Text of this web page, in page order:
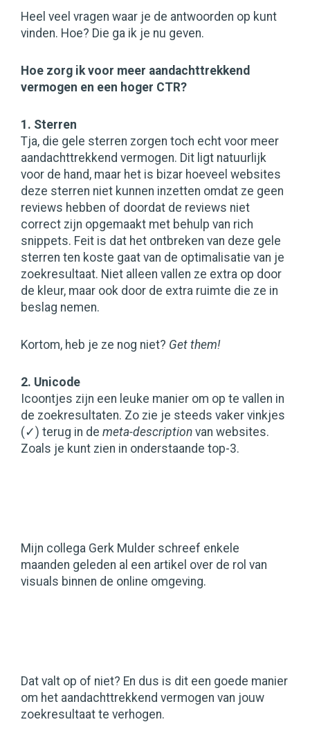
Heel veel vragen waar je de antwoorden op kunt
vinden. Hoe? Die ga ik je nu geven.
Hoe zorg ik voor meer aandachttrekkend
vermogen en een hoger CTR?
1. Sterren
Tja, die gele sterren zorgen toch echt voor meer
aandachttrekkend vermogen. Dit ligt natuurlijk
voor de hand, maar het is bizar hoeveel websites
deze sterren niet kunnen inzetten omdat ze geen
reviews hebben of doordat de reviews niet
correct zijn opgemaakt met behulp van rich
snippets. Feit is dat het ontbreken van deze gele
sterren ten koste gaat van de optimalisatie van je
zoekresultaat. Niet alleen vallen ze extra op door
de kleur, maar ook door de extra ruimte die ze in
beslag nemen.
Kortom, heb je ze nog niet? Get them!
2. Unicode
Icoontjes zijn een leuke manier om op te vallen in
de zoekresultaten. Zo zie je steeds vaker vinkjes
(✓) terug in de meta-description van websites.
Zoals je kunt zien in onderstaande top-3.
Mijn collega Gerk Mulder schreef enkele
maanden geleden al een artikel over de rol van
visuals binnen de online omgeving.
Dat valt op of niet? En dus is dit een goede manier
om het aandachttrekkend vermogen van jouw
zoekresultaat te verhogen.